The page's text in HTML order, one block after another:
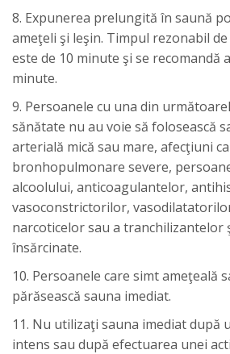
8. Expunerea prelungită în saună
ameţeli şi leşin. Timpul rezonabil
este de 10 minute şi se recomandă
minute.
9. Persoanele cu una din
sănătate nu au voie să folosească
arterială mică sau mare, afecţiuni
bronhopulmonare severe,
alcoolului, anticoagulantelor,
vasoconstrictorilor,
narcoticelor sau a tranchilizantelor
însărcinate.
10. Persoanele care simt ameţeală
părăsească sauna imediat.
11. Nu utilizaţi sauna imediat după
intens sau după efectuarea unei